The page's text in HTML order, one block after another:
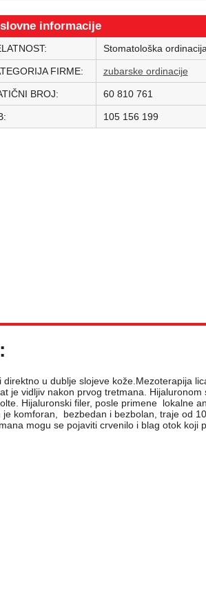
informacije
Stomatološka ordinacija
FIRME: zubarske ordinacije
BROJ: 60 810 761
105 156 199
u dublje slojeve kože.Mezoterapija
je vidljiv nakon prvog tretmana. Hijaluronom
Hijaluronski filer, posle primene lokalne
komforan, bezbedan i bezbolan, traje od
mogu se pojaviti crvenilo i blag otok koji